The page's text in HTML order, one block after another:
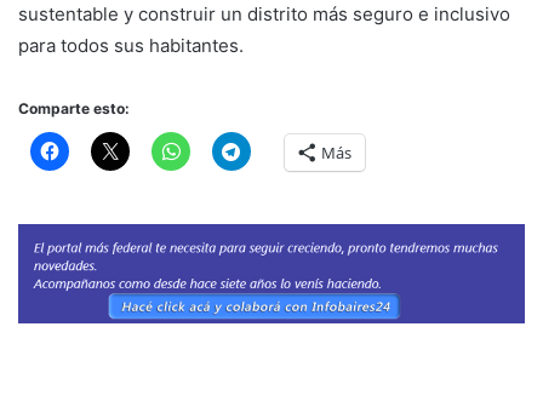
sustentable y construir un distrito más seguro e inclusivo
para todos sus habitantes.
Comparte esto:
Más